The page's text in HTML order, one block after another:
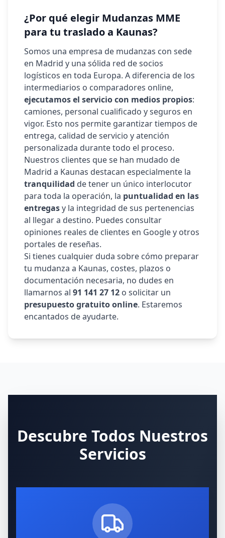
¿Por qué elegir Mudanzas MME
para tu traslado a Kaunas?
Somos una empresa de mudanzas con sede
en Madrid y una sólida red de socios
logísticos en toda Europa. A diferencia de los
intermediarios o comparadores online,
ejecutamos el servicio con medios propios:
camiones, personal cualificado y seguros en
vigor. Esto nos permite garantizar tiempos de
entrega, calidad de servicio y atención
personalizada durante todo el proceso.
Nuestros clientes que se han mudado de
Madrid a Kaunas destacan especialmente la
tranquilidad de tener un único interlocutor
para toda la operación, la puntualidad en las
entregasy la integridad de sus pertenencias
al llegar a destino. Puedes consultar
opiniones reales de clientes en Google y otros
portales de reseñas.
Si tienes cualquier duda sobre cómo preparar
tu mudanza a Kaunas, costes, plazos o
documentación necesaria, no dudes en
llamarnos al 91 141 27 12 o solicitar un
presupuesto gratuito online. Estaremos
encantados de ayudarte.
Descubre Todos Nuestros
Servicios